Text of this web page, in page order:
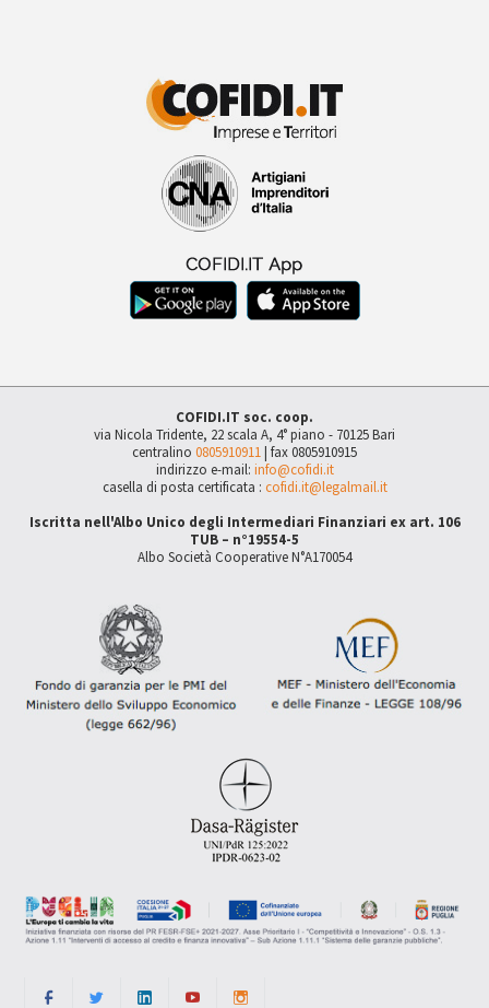
COFIDI.IT soc. coop.
via Nicola Tridente, 22 scala A, 4° piano - 70125 Bari
centralino 0805910911| fax 0805910915
indirizzo e-mail: info@cofidi.it
casella di posta certificata : cofidi.it@legalmail.it
Iscritta nell'Albo Unico degli Intermediari Finanziari ex art. 106
TUB – n°19554-5
Albo Società Cooperative N°A170054